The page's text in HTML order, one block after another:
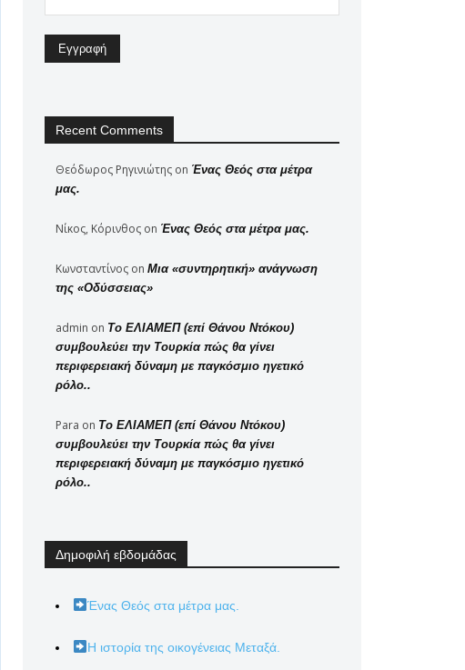
Recent Comments
Θεόδωρος Ρηγινιώτης on Ένας Θεός στα μέτρα
μας.
Νίκος, Κόρινθος on Ένας Θεός στα μέτρα μας.
Κωνσταντίνος on Μια «συντηρητική» ανάγνωση
της «Οδύσσειας»
admin on Το ΕΛΙΑΜΕΠ (επί Θάνου Ντόκου)
συμβουλεύει την Τουρκία πώς θα γίνει
περιφερειακή δύναμη με παγκόσμιο ηγετικό
ρόλο..
Para on Το ΕΛΙΑΜΕΠ (επί Θάνου Ντόκου)
συμβουλεύει την Τουρκία πώς θα γίνει
περιφερειακή δύναμη με παγκόσμιο ηγετικό
ρόλο..
Δημοφιλή εβδομάδας
Ένας Θεός στα μέτρα μας.
Η ιστορία της οικογένειας Μεταξά.